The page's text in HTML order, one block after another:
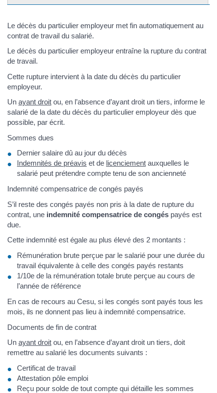
Le décès du particulier employeur met fin automatiquement au
contrat de travail du salarié.
Le décès du particulier employeur entraîne la rupture du contrat
de travail.
Cette rupture intervient à la date du décès du particulier
employeur.
Un ayant droit ou, en l’absence d’ayant droit un tiers, informe le
salarié de la date du décès du particulier employeur dès que
possible, par écrit.
Sommes dues
Dernier salaire dû au jour du décès
Indemnités de préavis et de licenciement auxquelles le
salarié peut prétendre compte tenu de son ancienneté
Indemnité compensatrice de congés payés
S’il reste des congés payés non pris à la date de rupture du
contrat, une indemnité compensatrice de congés payés est
due.
Cette indemnité est égale au plus élevé des 2 montants :
Rémunération brute perçue par le salarié pour une durée du
travail équivalente à celle des congés payés restants
1/10e de la rémunération totale brute perçue au cours de
l’année de référence
En cas de recours au Cesu, si les congés sont payés tous les
mois, ils ne donnent pas lieu à indemnité compensatrice.
Documents de fin de contrat
Un ayant droit ou, en l’absence d’ayant droit un tiers, doit
remettre au salarié les documents suivants :
Certificat de travail
Attestation pôle emploi
Reçu pour solde de tout compte qui détaille les sommes